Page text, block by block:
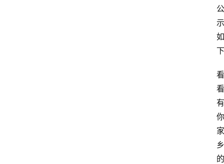
公
示
如
下
看
看
有
你
家
乡
的